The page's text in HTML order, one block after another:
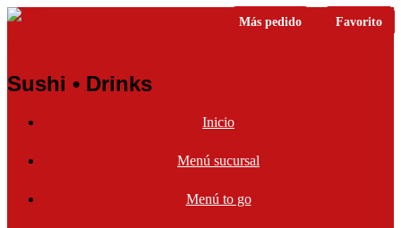
Sushi • Drinks
Inicio
Menú sucursal
Menú to go
Nuevo
Más pedido Favorito
Más pedido Favorito